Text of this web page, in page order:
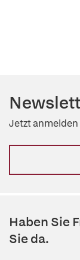
Jetzt
Haben Sie
Sie da.